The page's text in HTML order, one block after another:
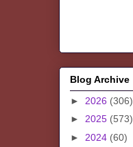
Blog Archive
► 2026 (306)
► 2025 (573)
► 2024 (60)